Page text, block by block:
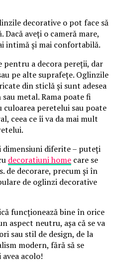
decorative o pot face să
Dacă aveți o cameră mare,
intimă și mai confortabilă.
pentru a decora pereții, dar
pe alte suprafețe. Oglinzile
din sticlă și sunt adesea
metal. Rama poate fi
peretelui sau poate
ceea ce îi va da mai mult
dimensiuni diferite – puteți
decoratiuni home care se
de decorare, precum și în
de oglinzi decorative
funcționează bine în orice
aspect neutru, așa că se va
sau stil de design, de la
modern, fără să se
acolo!